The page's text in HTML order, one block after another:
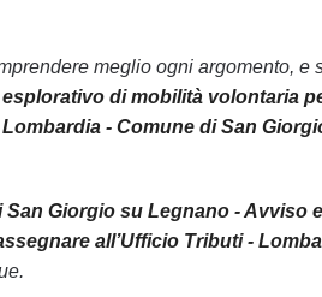
meglio ogni argomento, e
di mobilità volontaria
- Comune di San
San Giorgio su Legnano -
all’Ufficio Tributi -